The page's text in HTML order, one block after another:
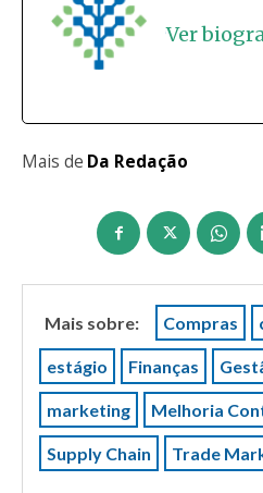
Ver
Mais de Da Redação
Mais sobre: Compras
estágio Finanças
marketing Melhoria
Supply Chain Trade